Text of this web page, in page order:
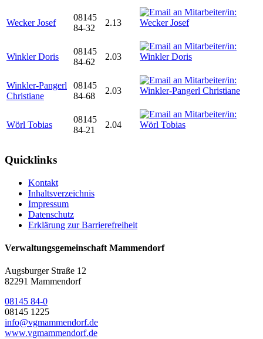
Wecker Josef
08145
84-32
2.13
Winkler Doris
08145
84-62
2.03
Winkler-Pangerl
Christiane
08145
84-68
2.03
Wörl Tobias
08145
84-21
2.04
Quicklinks
Kontakt
Inhaltsverzeichnis
Impressum
Datenschutz
Erklärung zur Barrierefreiheit
Verwaltungsgemeinschaft Mammendorf
Augsburger Straße 12
82291 Mammendorf
08145 84-0
08145 1225
info@vgmammendorf.de
www.vgmammendorf.de